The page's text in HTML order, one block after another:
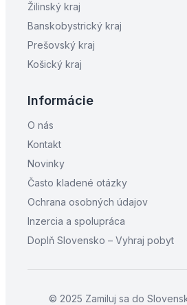
Žilinský kraj
Banskobystrický kraj
Prešovský kraj
Košický kraj
Informácie
O nás
Kontakt
Novinky
Často kladené otázky
Ochrana osobných údajov
Inzercia a spolupráca
Doplň Slovensko – Vyhraj pobyt
© 2025 Zamiluj sa do